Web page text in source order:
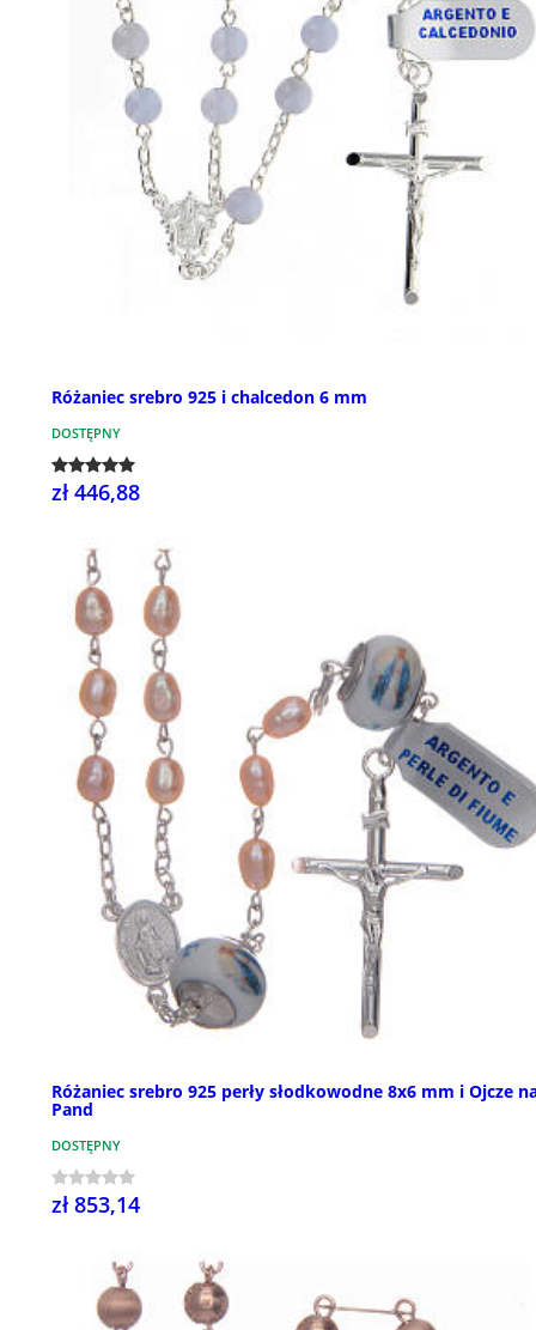
Różaniec srebro 925 i chalcedon 6 mm
DOSTĘPNY
zł 446,88
Różaniec srebro 925 perły słodkowodne 8x6 mm i Ojcze
Pand
DOSTĘPNY
zł 853,14